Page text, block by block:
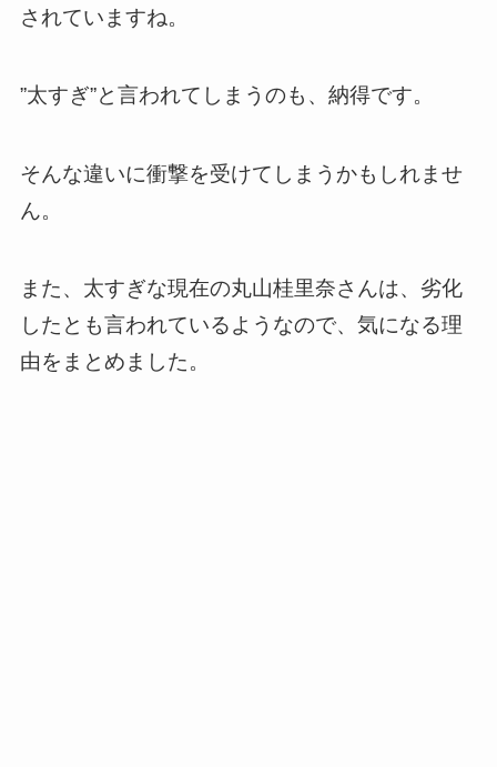
されていますね。
”太すぎ”と言われてしまうのも、納得です。
そんな違いに衝撃を受けてしまうかもしれませ
ん。
また、太すぎな現在の丸山桂里奈さんは、劣化
したとも言われているようなので、気になる理
由をまとめました。